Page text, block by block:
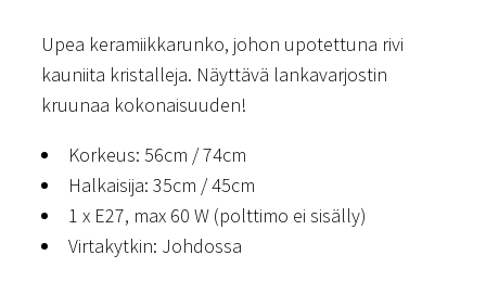
Upea keramiikkarunko, johon upotettuna rivi
kauniita kristalleja. Näyttävä lankavarjostin
kruunaa kokonaisuuden!
Korkeus: 56cm / 74cm
Halkaisija: 35cm / 45cm
1 x E27, max 60 W (polttimo ei sisälly)
Virtakytkin: Johdossa